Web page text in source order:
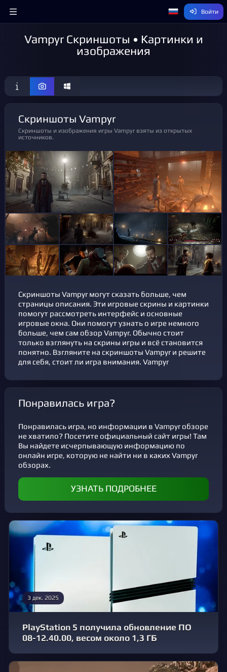
Войти
Vampyr Скриншоты • Картинки и
изображения
Скриншоты Vampyr
Скриншоты и изображения игры Vampyr взяты из открытых
источников.
Скриншоты Vampyr могут сказать больше, чем
страницы описания. Эти игровые скрины и картинки
помогут рассмотреть интерфейс и основные
игровые окна. Они помогут узнать о игре немного
больше, чем сам обзор Vampyr. Обычно стоит
только взглянуть на скрины игры и всё становится
понятно. Взгляните на скриншоты Vampyr и решите
для себя, стоит ли игра внимания. Vampyr
Понравилась игра?
Понравилась игра, но информации в Vampyr обзоре
не хватило? Посетите официальный сайт игры! Там
Вы найдете исчерпывающую информацию по
онлайн игре, которую не найти ни в каких Vampyr
обзорах.
УЗНАТЬ ПОДРОБНЕЕ
3 дек. 2025
PlayStation 5 получила обновление ПО
08-12.40.00, весом около 1,3 ГБ